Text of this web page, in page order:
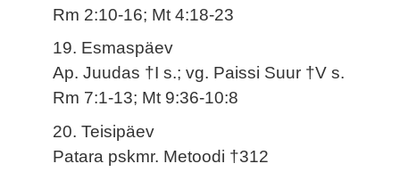
Rm 2:10-16; Mt 4:18-23
19. Esmaspäev
Ap. Juudas †I s.; vg. Paissi Suur †V s.
Rm 7:1-13; Mt 9:36-10:8
20. Teisipäev
Patara pskmr. Metoodi †312